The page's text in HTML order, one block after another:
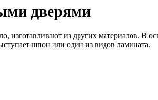
дверями
изготавливают из других материалов. В
шпон или один из видов ламината.